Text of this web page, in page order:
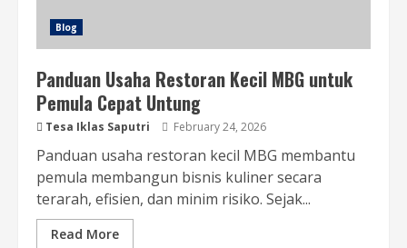
Blog
Panduan Usaha Restoran Kecil MBG untuk
Pemula Cepat Untung
Tesa Iklas Saputri February 24, 2026
Panduan usaha restoran kecil MBG membantu
pemula membangun bisnis kuliner secara
terarah, efisien, dan minim risiko. Sejak...
Read More